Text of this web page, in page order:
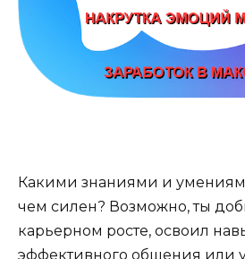
Какими знаниями и
чем силен? Возможно, ты
карьерном росте, освоил
эффективного общения или